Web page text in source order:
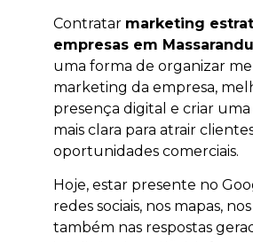
Contratar marketing
empresas em
uma forma de organizar
marketing da empresa,
presença digital e criar
mais clara para atrair
oportunidades comerciais.
Hoje, estar presente no
redes sociais, nos mapas,
também nas respostas